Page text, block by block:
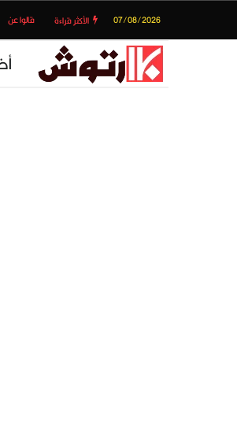
07/08/2026 الأكثر قراءة قالوا عن